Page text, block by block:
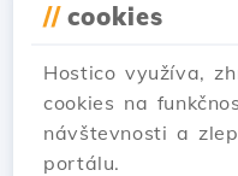
// cookies
Hostico využíva,
cookies na
návštevnosti a
portálu.
Stiahnuť